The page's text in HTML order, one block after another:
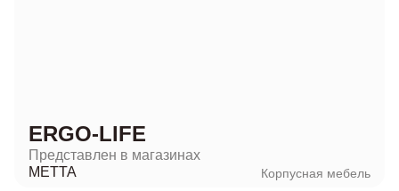
ERGO-LIFE
Представлен в магазинах
METTA
Корпусная мебель